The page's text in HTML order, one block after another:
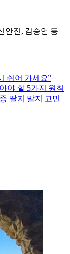
안진, 김승언 등
쉬어 가세요”
야 할 5가지 원칙
딸지 말지 고민